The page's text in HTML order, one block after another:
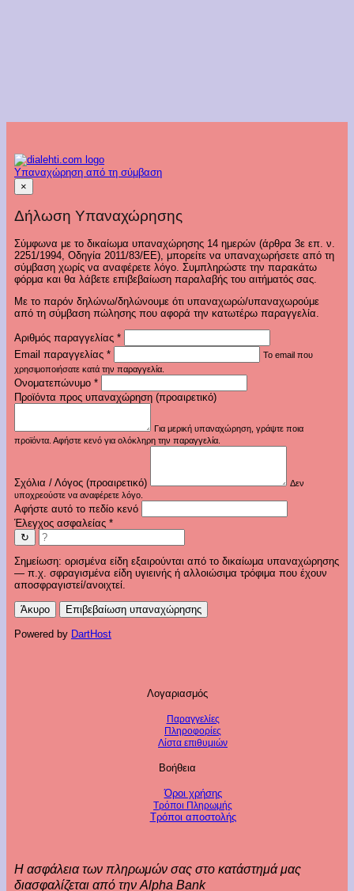
Υπαναχώρηση από τη σύμβαση
×
Δήλωση Υπαναχώρησης
Σύμφωνα με το δικαίωμα υπαναχώρησης 14 ημερών (άρθρα 3ε επ. ν.
2251/1994, Οδηγία 2011/83/ΕΕ), μπορείτε να υπαναχωρήσετε από τη
σύμβαση χωρίς να αναφέρετε λόγο. Συμπληρώστε την παρακάτω
φόρμα και θα λάβετε επιβεβαίωση παραλαβής του αιτήματός σας.
Με το παρόν δηλώνω/δηλώνουμε ότι υπαναχωρώ/υπαναχωρούμε
από τη σύμβαση πώλησης που αφορά την κατωτέρω παραγγελία.
Αριθμός παραγγελίας *
Email παραγγελίας *
Το email που
χρησιμοποιήσατε κατά την παραγγελία.
Ονοματεπώνυμο *
Προϊόντα προς υπαναχώρηση (προαιρετικό)
Για μερική υπαναχώρηση, γράψτε ποια
προϊόντα. Αφήστε κενό για ολόκληρη την παραγγελία.
Σχόλια / Λόγος (προαιρετικό)
Δεν
υποχρεούστε να αναφέρετε λόγο.
Αφήστε αυτό το πεδίο κενό
Έλεγχος ασφαλείας *
↻
Σημείωση: ορισμένα είδη εξαιρούνται από το δικαίωμα υπαναχώρησης
— π.χ. σφραγισμένα είδη υγιεινής ή αλλοιώσιμα τρόφιμα που έχουν
αποσφραγιστεί/ανοιχτεί.
Άκυρο Επιβεβαίωση υπαναχώρησης
Powered by DartHost
Λογαριασμός
Παραγγελίες
Πληροφορίες
Λίστα επιθυμιών
Βοήθεια
Όροι χρήσης
Τρόποι Πληρωμής
Τρόποι αποστολής
Η ασφάλεια των πληρωμών σας στο κατάστημά μας
διασφαλίζεται από την Alpha Bank